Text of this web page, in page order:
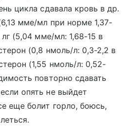
цикла сдавала кровь в др.
мме/мл при норме 1,37-
(5,04 мме/мл: 1,68-15 в
(0,8 нмоль/л: 0,3-2,2 в
(1,55 нмоль/л: 0,52-
повторно сдавать
опять не выйдет
еще болит горло, боюсь,